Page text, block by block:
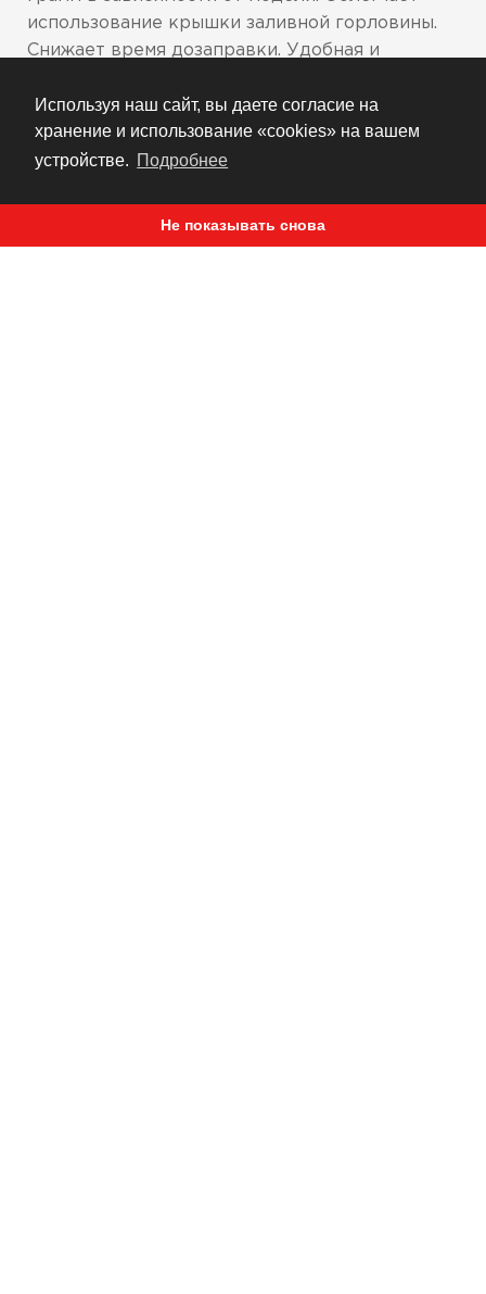
Используя наш сайт, вы даете согласие на
хранение и использование «cookies» на вашем
устройстве. Подробнее
Не показывать снова
использование крышки заливной горловины.
Снижает время дозаправки. Удобная и
гоночных мотоцикла.
ЧПУ фрезеровка из высококачественного
алюминия
Качественное анодированное покрытие